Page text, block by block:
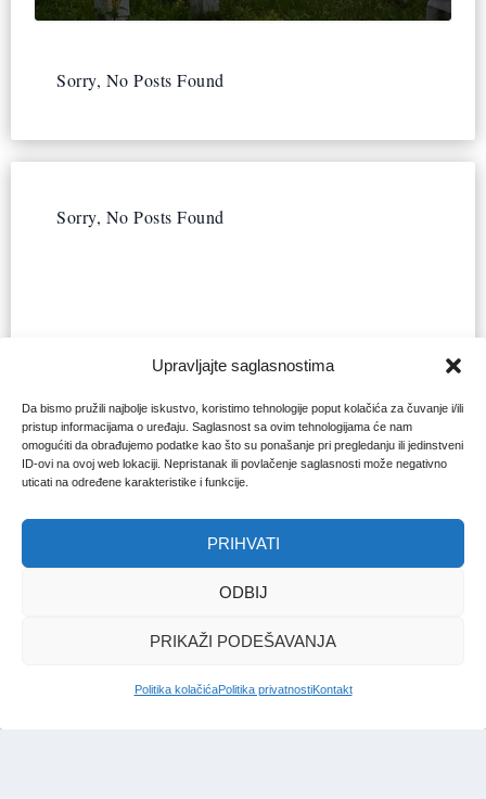
Upravljajte saglasnostima
Da bismo pružili najbolje iskustvo, koristimo tehnologije poput kolačića za čuvanje i/ili
pristup informacijama o uređaju. Saglasnost sa ovim tehnologijama će nam
omogućiti da obrađujemo podatke kao što su ponašanje pri pregledanju ili jedinstveni
ID-ovi na ovoj web lokaciji. Nepristanak ili povlačenje saglasnosti može negativno
uticati na određene karakteristike i funkcije.
PRIHVATI
ODBIJ
PRIKAŽI PODEŠAVANJA
Politika kolačićaPolitika privatnostiKontakt
Sorry, No Posts Found
Sorry, No Posts Found